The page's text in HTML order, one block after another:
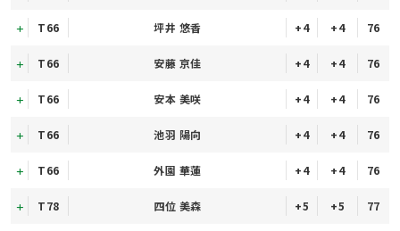
T66 坪井 悠香 +4 +4 76
T66 安藤 京佳 +4 +4 76
T66 安本 美咲 +4 +4 76
T66 池羽 陽向 +4 +4 76
T66 外園 華蓮 +4 +4 76
T78 四位 美森 +5 +5 77